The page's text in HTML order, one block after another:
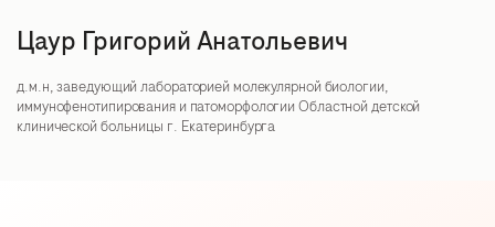
Цаур Григорий Анатольевич
д.м.н, заведующий лабораторией молекулярной биологии,
иммунофенотипирования и патоморфологии Областной детской
клинической больницы г. Екатеринбурга